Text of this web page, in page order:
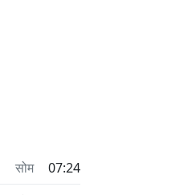
सोम
07:24